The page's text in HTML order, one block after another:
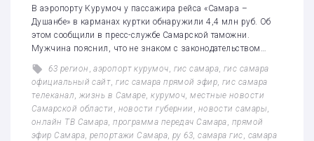
В аэропорту Курумоч у пассажира рейса «Самара –
Душанбе» в карманах куртки обнаружили 4,4 млн руб. Об
этом сообщили в пресс-службе Самарской таможни.
Мужчина пояснил, что не знаком с законодательством…
63 регион ,аэропорт курумоч гис самара гис самара
официальный сайт ,гис самара прямой эфир гис самара
телеканал
жизнь в Самаре ,курумоч ,местные новости
Самарской области
новости губернии новости самары
онлайн ТВ Самара ,программа передач Самара прямой
эфир Самара, репортажи Самара ру 63 ,самара гис самара